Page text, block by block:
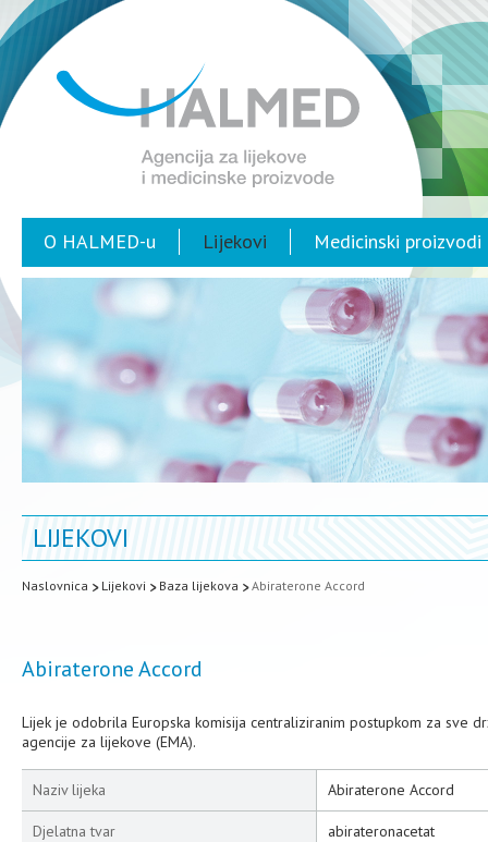
O HALMED-u Lijekovi Medicinski proizvodi
LIJEKOVI
Naslovnica Lijekovi Baza lijekova Abiraterone Accord
Abiraterone Accord
Lijek je odobrila Europska komisija centraliziranim postupkom za sve
agencije za lijekove (EMA).
Naziv lijeka Abiraterone Accord
Djelatna tvar abirateronacetat